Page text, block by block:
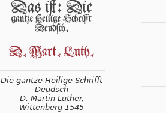
Die gantze Heilige Schrifft
Deudsch
D. Martin Luther,
Wittenberg 1545